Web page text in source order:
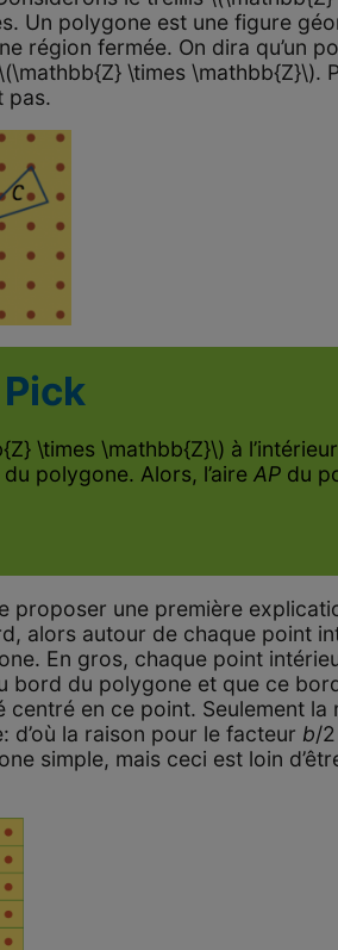
Un polygone est une figure
région fermée. On dira qu’un
\times \mathbb{Z}\).
pas.
\times \mathbb{Z}\) à
polygone. Alors, l’aireAP du
proposer une première
alors autour de chaque point
En gros, chaque point
bord du polygone et que ce
en ce point. Seulement la
d’où la raison pour le facteur b/
simple, mais ceci est loin